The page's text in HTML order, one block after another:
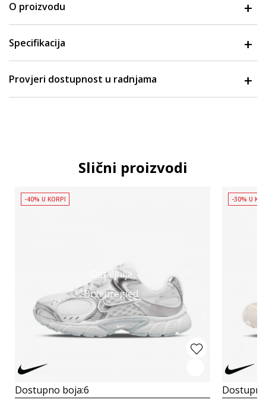
O proizvodu
Specifikacija
Provjeri dostupnost u radnjama
Slični proizvodi
Detaljnije
Brzi pregled
-40% U KORPI
Dostupno boja:6
-30% U